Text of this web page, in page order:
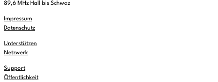
89,6 MHz Hall bis Schwaz
Impressum
Datenschutz
Unterstützen
Netzwerk
Support
Öffentlichkeit